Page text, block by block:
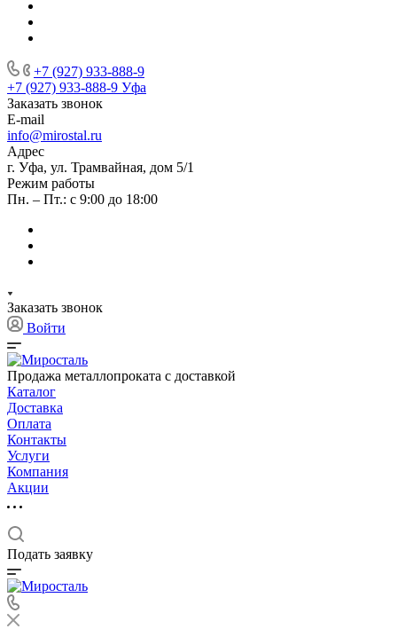
+7 (927) 933-888-9
+7 (927) 933-888-9 Уфа
Заказать звонок
E-mail
info@mirostal.ru
Адрес
г. Уфа, ул. Трамвайная, дом 5/1
Режим работы
Пн. – Пт.: с 9:00 до 18:00
Заказать звонок
Войти
Продажа металлопроката с доставкой
Каталог
Доставка
Оплата
Контакты
Услуги
Компания
Акции
Подать заявку